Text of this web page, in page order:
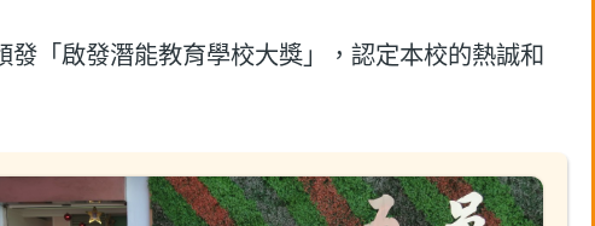
「啟發潛能教育學校大獎」，認定本校的熱誠和